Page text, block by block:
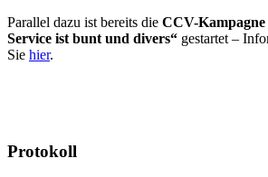
Parallel dazu ist bereits die CCV-
Service ist bunt und divers“ gestartet –
Sie hier.
Protokoll